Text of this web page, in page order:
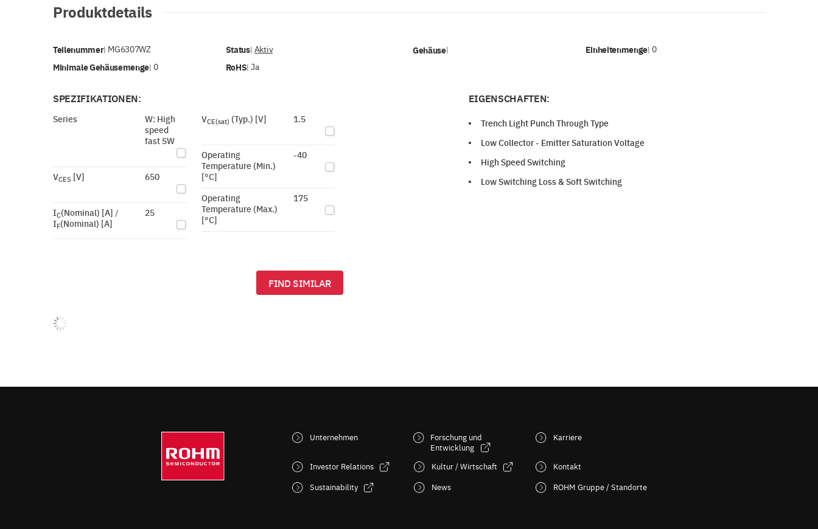
Produktdetails
Teilenummer| MG6307WZ Status| Aktiv Gehäuse| Einheitenmenge|0
Minimale Gehäusemenge|0 RoHS|Ja
SPEZIFIKATIONEN:
Series
W: High
speed
fast SW
VCES [V] 650
IC(Nominal) [A] /
IF(Nominal) [A]
25
VCE(sat) (Typ.) [V] 1.5
Operating
Temperature (Min.)
[°C]
-40
Operating
Temperature (Max.)
[°C]
175
FIND SIMILAR
EIGENSCHAFTEN:
Trench Light Punch Through Type
Low Collector - Emitter Saturation Voltage
High Speed Switching
Low Switching Loss & Soft Switching
Unternehmen
Investor Relations
Sustainability
Forschung und
Entwicklung
Kultur / Wirtschaft
News
Karriere
Kontakt
ROHM Gruppe / Standorte